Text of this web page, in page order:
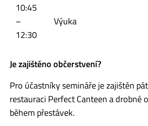
10:45
–
12:30
Výuka
Je zajištěno občerstvení?
Pro účastníky semináře je zajištěn
restauraci Perfect Canteen a drobné
během přestávek.